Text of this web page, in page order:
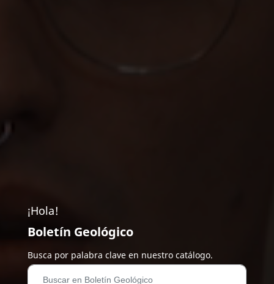
¡Hola!
Boletín Geológico
Busca por palabra clave en nuestro catálogo.